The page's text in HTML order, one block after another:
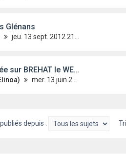
Glénans
jeu. 13 sept. 2012 21:07
BREHAT le WE DU 30 juin
mer. 13 juin 2012 17:58
depuis :